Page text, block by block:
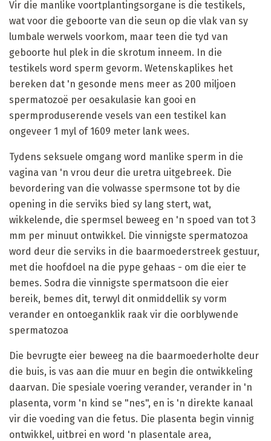
Vir die manlike voortplantingsorgane is die testikels,
wat voor die geboorte van die seun op die vlak van sy
lumbale werwels voorkom, maar teen die tyd van
geboorte hul plek in die skrotum inneem. In die
testikels word sperm gevorm. Wetenskaplikes het
bereken dat 'n gesonde mens meer as 200 miljoen
spermatozoë per oesakulasie kan gooi en
spermproduserende vesels van een testikel kan
ongeveer 1 myl of 1609 meter lank wees.
Tydens seksuele omgang word manlike sperm in die
vagina van 'n vrou deur die uretra uitgebreek. Die
bevordering van die volwasse spermsone tot by die
opening in die serviks bied sy lang stert, wat,
wikkelende, die spermsel beweeg en 'n spoed van tot 3
mm per minuut ontwikkel. Die vinnigste spermatozoa
word deur die serviks in die baarmoederstreek gestuur,
met die hoofdoel na die pype gehaas - om die eier te
bemes. Sodra die vinnigste spermatsoon die eier
bereik, bemes dit, terwyl dit onmiddellik sy vorm
verander en ontoeganklik raak vir die oorblywende
spermatozoa
Die bevrugte eier beweeg na die baarmoederholte deur
die buis, is vas aan die muur en begin die ontwikkeling
daarvan. Die spesiale voering verander, verander in 'n
plasenta, vorm 'n kind se "nes", en is 'n direkte kanaal
vir die voeding van die fetus. Die plasenta begin vinnig
ontwikkel, uitbrei en word 'n plasentale area,